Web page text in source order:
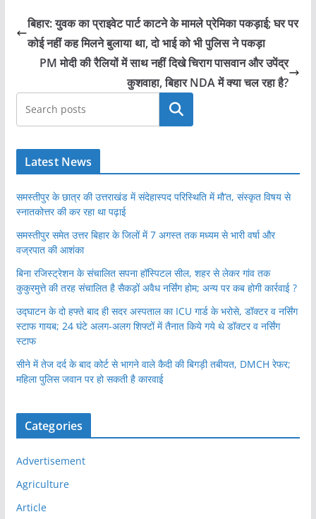
बिहार: युवक का प्राइवेट पार्ट काटने के मामले प्रेमिका पकड़ाई; घर पर
कोई नहीं कह मिलने बुलाया था, दो भाई को भी पुलिस ने पकड़ा
PM मोदी की रैलियों में साथ नहीं दिखे चिराग पासवान और उपेंद्र
कुशवाहा, बिहार NDA में क्या चल रहा है?
खोजें
Latest News
समस्तीपुर के छात्र की उत्तराखंड में संदेहास्पद परिस्थिति में मौ’त, संस्कृत विषय से
स्नातकोत्तर की कर रहा था पढ़ाई
समस्तीपुर समेत उत्तर बिहार के जिलों में 7 अगस्त तक मध्यम से भारी वर्षा और
वज्रपात की आशंका
बिना रजिस्ट्रेशन के संचालित सपना हॉस्पिटल सील, शहर से लेकर गांव तक
कुकुरमुत्ते की तरह संचालित है सैकड़ों अवैध नर्सिंग होम; अन्य पर कब होगी कार्रवाई ?
उद्घाटन के दो हफ्ते बाद ही सदर अस्पताल का ICU गार्ड के भरोसे, डॉक्टर व नर्सिंग
स्टाफ गायब; 24 घंटे अलग-अलग शिफ्टों में तैनात किये गये थे डॉक्टर व नर्सिंग
स्टाफ
सीने में तेज दर्द के बाद कोर्ट से भागने वाले कैदी की बिगड़ी तबीयत, DMCH रेफर;
महिला पुलिस जवान पर हो सकती है कारवाई
Categories
Advertisement
Agriculture
Article